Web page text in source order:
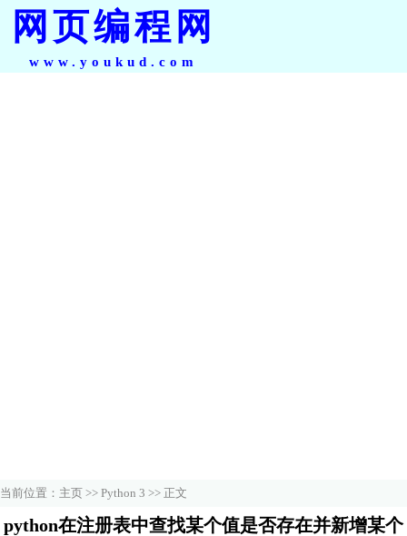
网页编程网
www.youkud.com
当前位置： 主页 >> Python 3 >> 正文
python在注册表中查找某个值是否存在并新增某个